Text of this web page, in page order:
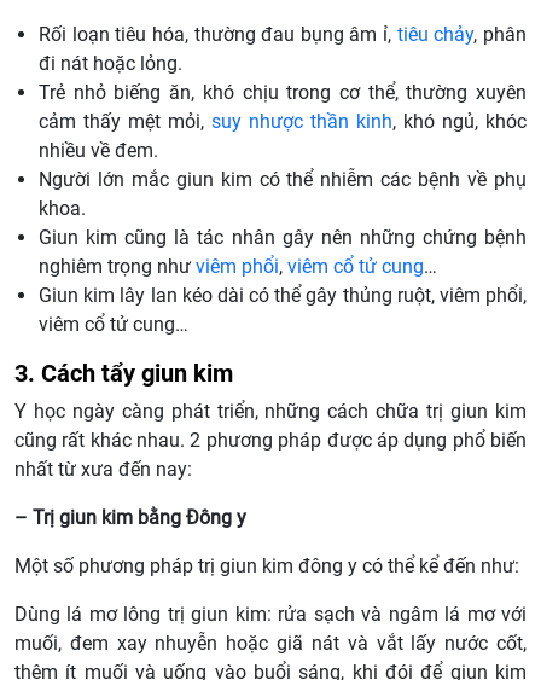
Rối loạn tiêu hóa, thường đau bụng âm ỉ, tiêu chảy, phân
đi nát hoặc lỏng.
Trẻ nhỏ biếng ăn, khó chịu trong cơ thể, thường xuyên
cảm thấy mệt mỏi, suy nhược thần kinh, khó ngủ, khóc
nhiều về đem.
Người lớn mắc giun kim có thể nhiễm các bệnh về phụ
khoa.
Giun kim cũng là tác nhân gây nên những chứng bệnh
nghiêm trọng như viêm phổi, viêm cổ tử cung…
Giun kim lây lan kéo dài có thể gây thủng ruột, viêm phổi,
viêm cổ tử cung…
3. Cách tẩy giun kim
Y học ngày càng phát triển, những cách chữa trị giun kim
cũng rất khác nhau. 2 phương pháp được áp dụng phổ biến
nhất từ xưa đến nay:
– Trị giun kim bằng Đông y
Một số phương pháp trị giun kim đông y có thể kể đến như:
Dùng lá mơ lông trị giun kim: rửa sạch và ngâm lá mơ với
muối, đem xay nhuyễn hoặc giã nát và vắt lấy nước cốt,
thêm ít muối và uống vào buổi sáng, khi đói để giun kim